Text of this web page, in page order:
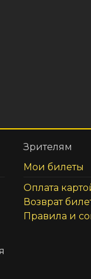
Зрителям
Мои билеты
Оплата
Возврат
Правила и